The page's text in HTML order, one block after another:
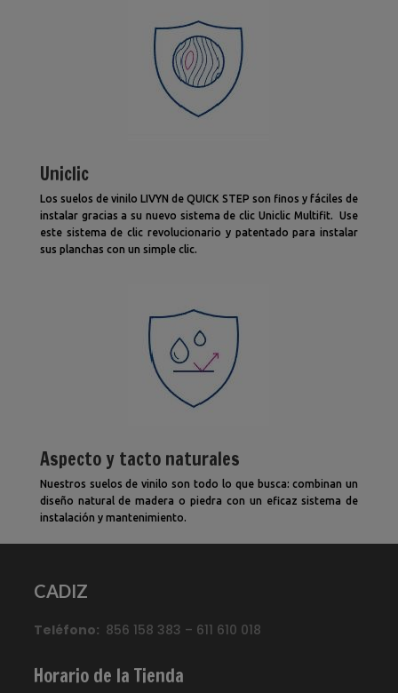
Uniclic
Los suelos de vinilo LIVYN de QUICK STEP son finos y fáciles de
instalar gracias a su nuevo sistema de clic Uniclic Multifit. Use
este sistema de clic revolucionario y patentado para instalar
sus planchas con un simple clic.
Aspecto y tacto naturales
Nuestros suelos de vinilo son todo lo que busca: combinan un
diseño natural de madera o piedra con un eficaz sistema de
instalación y mantenimiento.
CADIZ
Teléfono: 856 158 383 – 611 610 018
Horario de la Tienda